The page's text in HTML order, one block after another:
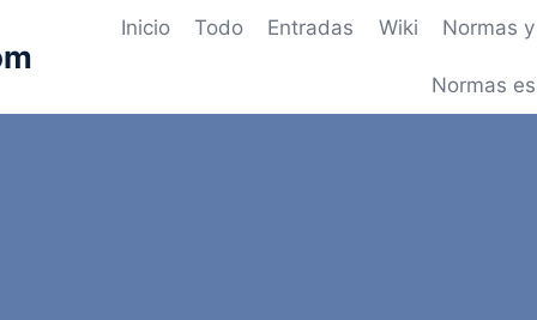
Inicio Todo Entradas Wiki Normas
Normas